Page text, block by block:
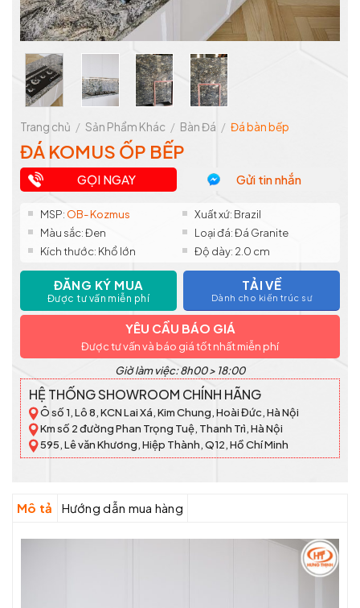
Trang chủ / Sản Phẩm Khác / Bàn Đá / Đá bàn bếp
ĐÁ KOMUS ỐP BẾP
GỌI NGAY Gửi tin nhắn
MSP: OB- Kozmus
Xuất xứ: Brazil
Màu sắc: Đen
Loại đá: Đá Granite
Kích thước: Khổ lớn
Độ dày: 2.0 cm
ĐĂNG KÝ MUA
Được tư vấn miễn phí
TẢI VỀ
Dành cho kiến trúc sư
YÊU CẦU BÁO GIÁ
Được tư vấn và báo giá tốt nhất miễn phí
Giờ làm việc: 8h00 > 18:00
HỆ THỐNG SHOWROOM CHÍNH HÃNG
Ô số 1, Lô 8, KCN Lai Xá, Kim Chung, Hoài Đức, Hà Nội
Km số 2 đường Phan Trọng Tuệ, Thanh Trì, Hà Nội
595, Lê văn Khương, Hiệp Thành, Q12, Hồ Chí Minh
Mô tả Hướng dẫn mua hàng